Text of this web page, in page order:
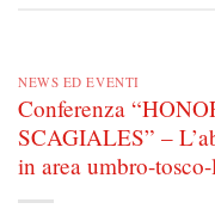
NEWS ED EVENTI
Conferenza
SCAGIALES” –
in area umbro-